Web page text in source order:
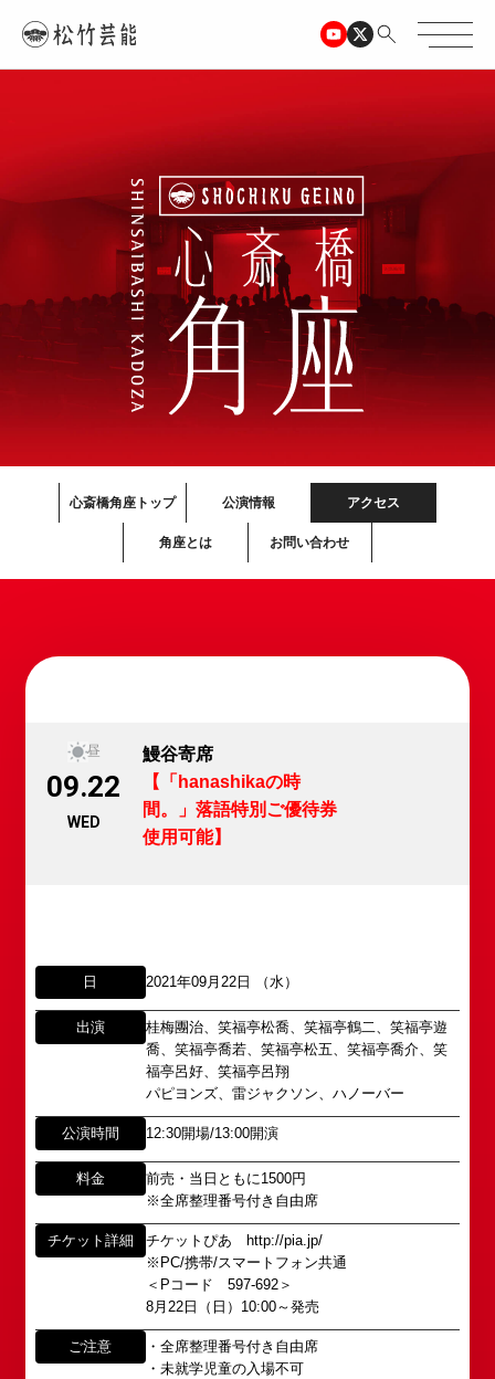
心斎橋角座トップ 公演情報 アクセス
角座とは お問い合わせ
昼
09.22
WED
鰻谷寄席
【「hanashikaの時
間。」落語特別ご優待券
使用可能】
日 2021年09月22日 （水）
出演
桂梅團治、笑福亭松喬、笑福亭鶴二、笑福亭遊
喬、笑福亭喬若、笑福亭松五、笑福亭喬介、笑
福亭呂好、笑福亭呂翔
パピヨンズ、雷ジャクソン、ハノーバー
公演時間 12:30開場/13:00開演
料金
前売・当日ともに1500円
※全席整理番号付き自由席
チケット詳細
チケットぴあ http://pia.jp/
※PC/携帯/スマートフォン共通
＜Pコード 597-692＞
8月22日（日）10:00～発売
ご注意
・全席整理番号付き自由席
・未就学児童の入場不可
「角座」の名称は、「角の芝居」と呼ばれた江戸時
代に遡ります。
「角座」はかつて、浪花座、中座、朝日座、弁天座
「五つ櫓」若しくは「道頓堀五座」と呼ばれ、
1960年～70年代には、上方演芸の殿堂として栄え
ました。
所属オーディションに関するお問い合わせ
以下のアドレスからお問い合わせ願います。
大阪本社 タレント開発室： o-
school@shochikugeino.jp
東京支社 タレント開発室：t-
school@shochikugeino.jp